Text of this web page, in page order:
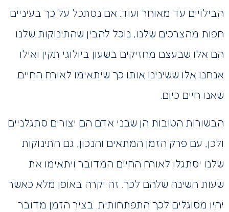
הבילויים עד מאוחר ועוד. אם נסתכל על כך בעיניים
חפות מהצרכים שלנו, נוכל להבין שהתינוקות שלנו
הם אלו שבעצם מחזיקים בשעון ביולוגי תקין ואילו
אנחנו אלו ששינינו אותו כך שיתאימו לאורח החיים
שאנו חיים כיום.
הבשורות הטובות הן שבני אדם הם יצורים סתגלניים
ולכן, עם פרק הזמן המתאים והנכון, גם התינוקות
שלנו יסתגלו לאורח החיים המדובר ויתאימו את
שעות השינה שלהם לכך. זה יקרה באופן מלא כאשר
יהיו מסוגלים לכך התפתחותית. בציר הזמן מדובר